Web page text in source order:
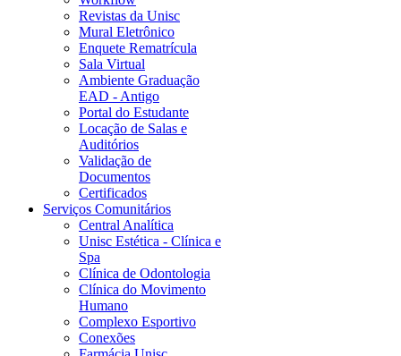
Revistas da Unisc
Mural Eletrônico
Enquete Rematrícula
Sala Virtual
Ambiente Graduação
EAD - Antigo
Portal do Estudante
Locação de Salas e
Auditórios
Validação de
Documentos
Certificados
Serviços Comunitários
Central Analítica
Unisc Estética - Clínica e
Spa
Clínica de Odontologia
Clínica do Movimento
Humano
Complexo Esportivo
Conexões